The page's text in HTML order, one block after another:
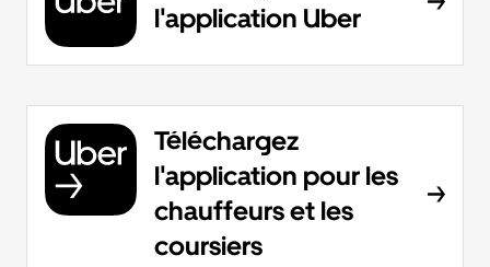
l'application Uber
Téléchargez
l'application pour les
chauffeurs et les
coursiers